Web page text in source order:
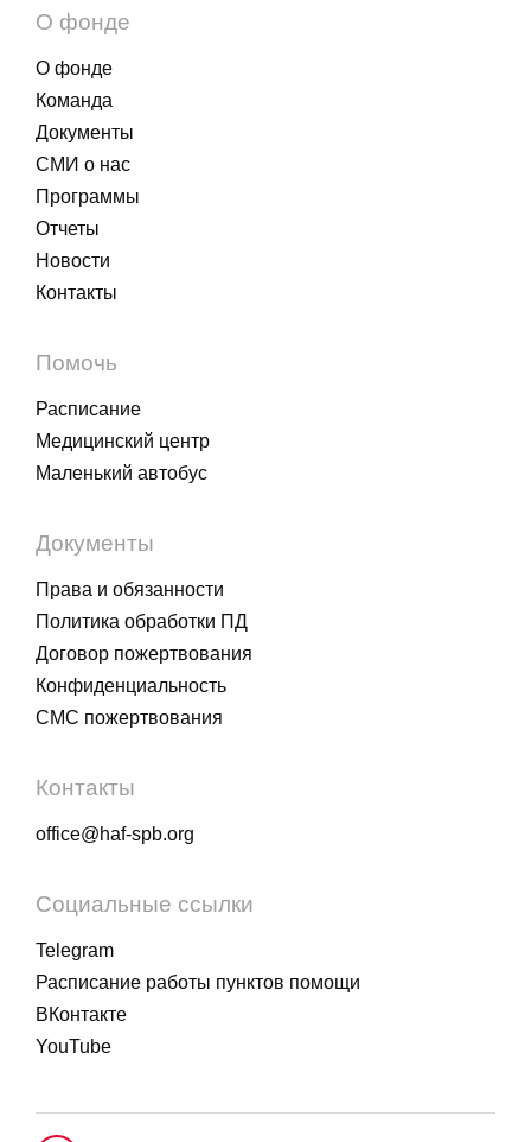
О фонде
О фонде
Команда
Документы
СМИ о нас
Программы
Отчеты
Новости
Контакты
Помочь
Расписание
Медицинский центр
Маленький автобус
Документы
Права и обязанности
Политика обработки ПД
Договор пожертвования
Конфиденциальность
СМС пожертвования
Контакты
office@haf-spb.org
Социальные ссылки
Telegram
Расписание работы пунктов помощи
ВКонтакте
YouTube